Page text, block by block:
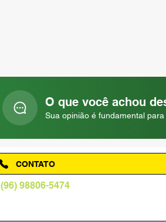
O que você achou
Sua opinião é fundamental
(96) 98806-5474
CONTATO